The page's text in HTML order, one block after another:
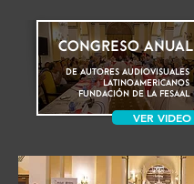
de Autores Audiovisuales
Latinoamericanos
Fundación de la FESAAL
CONGRESO ANUAL
VER VIDEO